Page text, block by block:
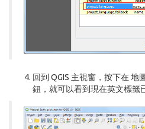
回到 QGIS 主視窗，按下在地
鈕，就可以看到現在英文標籤